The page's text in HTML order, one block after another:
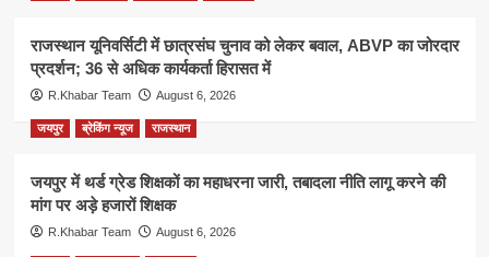
राजस्थान यूनिवर्सिटी में छात्रसंघ चुनाव को लेकर बवाल, ABVP का जोरदार
प्रदर्शन; 36 से अधिक कार्यकर्ता हिरासत में
R.Khabar Team August 6, 2026
जयपुर ब्रेकिंग न्यूज राजस्थान
जयपुर में थर्ड ग्रेड शिक्षकों का महाधरना जारी, तबादला नीति लागू करने की
मांग पर अड़े हजारों शिक्षक
R.Khabar Team August 6, 2026